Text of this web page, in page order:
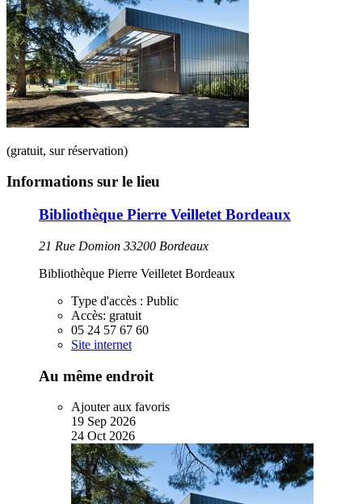
(gratuit, sur réservation)
Informations sur le lieu
Bibliothèque Pierre Veilletet Bordeaux
21 Rue Domion 33200 Bordeaux
Bibliothèque Pierre Veilletet Bordeaux
Type d'accès : Public
Accès: gratuit
05 24 57 67 60
Site internet
Au même endroit
Ajouter aux favoris
19 Sep 2026
24 Oct 2026